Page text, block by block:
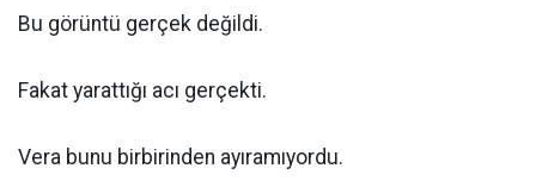
Bu görüntü gerçek değildi.
Fakat yarattığı acı gerçekti.
Vera bunu birbirinden ayıramıyordu.